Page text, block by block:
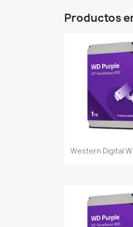
Productos
Vista
Western Digital